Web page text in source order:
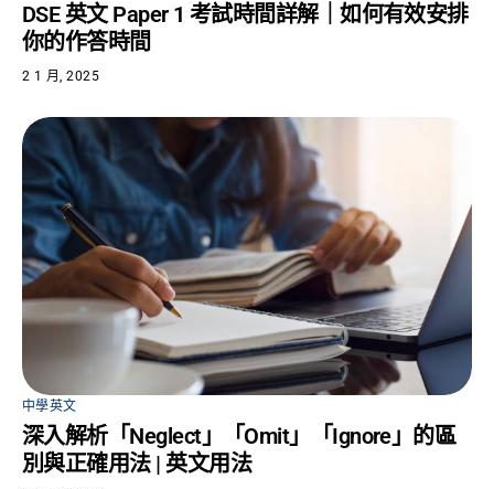
DSE 英文 Paper 1 考試時間詳解｜如何有效安排
你的作答時間
2 1 月, 2025
中學英文
深入解析「Neglect」「Omit」「Ignore」的區
別與正確用法 | 英文用法